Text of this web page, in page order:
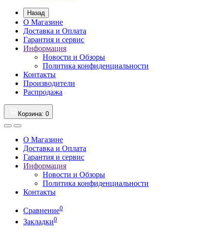
Назад
О Магазине
Доставка и Оплата
Гарантия и сервис
Информация
Новости и Обзоры
Политика конфиденциальности
Контакты
Производители
Распродажа
Корзина: 0
О Магазине
Доставка и Оплата
Гарантия и сервис
Информация
Новости и Обзоры
Политика конфиденциальности
Контакты
Сравнение0
Закладки0